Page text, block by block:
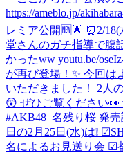
https://ameblo.jp/
レミア公開🆕🌟 ⏰2/
堂さんのガチ指導で腹
かったww youtu.be/
が再び登場！✨ 今回は
いただきました！ 2人
😲 ぜひご覧ください
#AKB48_名残り桜 発
日の2月25日(水)は❕
名によるお見送り会 ☑︎